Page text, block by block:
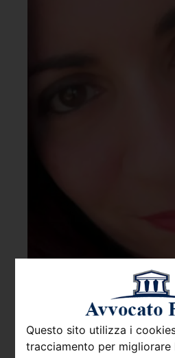
Questo sito utilizza i
tracciamento per migliorare